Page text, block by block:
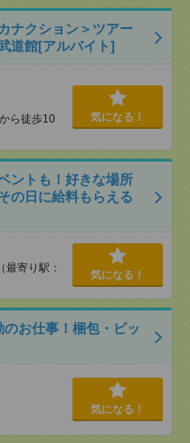
ナクション＞ツアー
道館[アルバイト]
ら徒歩10
気になる！
ントも！好きな場所
の日に給料もらえる
最寄り駅：
気になる！
お仕事！梱包・ピッ
気になる！